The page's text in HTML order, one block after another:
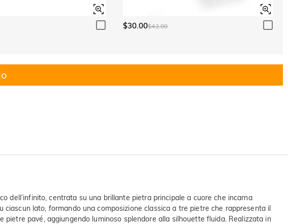
$30.00$42.00
dell’infinito, centrata su una brillante pietra principale a cuore che incarna
ciascun lato, formando una composizione classica a tre pietre che rappresenta il
pavé, aggiungendo luminoso splendore alla silhouette fluida. Realizzata in